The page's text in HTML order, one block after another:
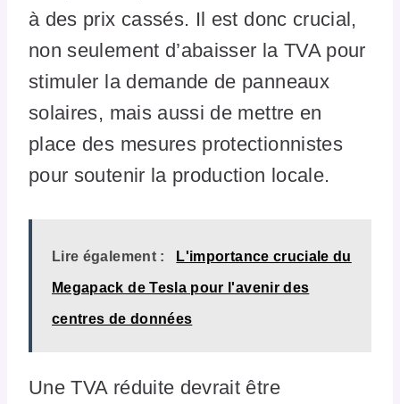
à des prix cassés. Il est donc crucial,
non seulement d’abaisser la TVA pour
stimuler la demande de panneaux
solaires, mais aussi de mettre en
place des mesures protectionnistes
pour soutenir la production locale.
Lire également : L'importance cruciale du
Megapack de Tesla pour l'avenir des
centres de données
Une TVA réduite devrait être